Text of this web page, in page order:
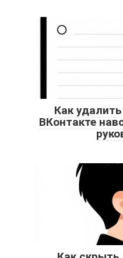
Как
ВКонтакте